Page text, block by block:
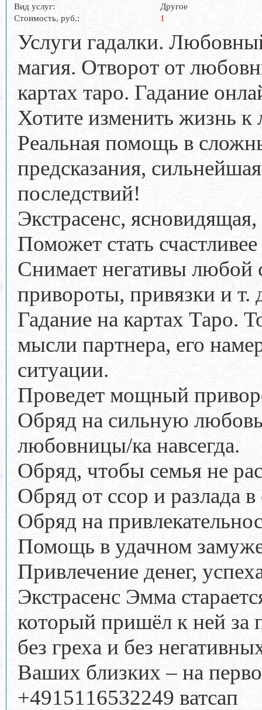
Вид услуг:
Другое
Стоимость, руб.:
1
Услуги гадалки.
магия. Отворот от
картах таро. Гадание
Хотите изменить жизнь
Реальная помощь в
предсказания,
последствий!
Экстрасенс,
Поможет стать
Снимает негативы любой
привороты, привязки и т.
Гадание на картах Таро.
мысли партнера, его
ситуации.
Проведет мощный
Обряд на сильную
любовницы/ка навсегда.
Обряд, чтобы семья не
Обряд от ссор и разлада
Обряд на
Помощь в удачном
Привлечение денег,
Экстрасенс Эмма
который пришёл к ней за
без греха и без
Ваших близких – на
+4915116532249 ватсап